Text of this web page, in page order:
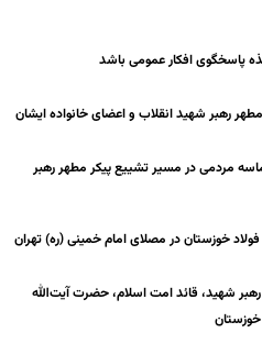
پاسخگوی افکار عمومی باشد
رهبر شهید انقلاب و اعضای خانواده ایشان
مردمی در مسیر تشییع پیکر مطهر رهبر
خوزستان در مصلای امام خمینی (ره) تهران
شهید، قائد امت اسلام، حضرت آیت‌الله